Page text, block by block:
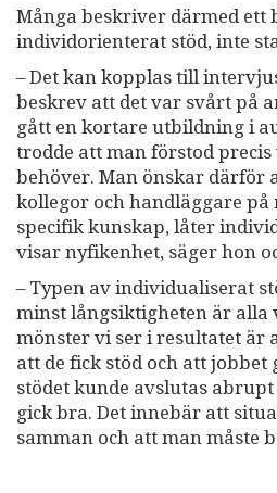
Många beskriver därmed ett
individorienterat stöd, inte
– Det kan kopplas till
beskrev att det var svårt på
gått en kortare utbildning i
trodde att man förstod
behöver. Man önskar därför
kollegor och handläggare
specifik kunskap, låter
visar nyfikenhet, säger hon
– Typen av individualiserat
minst långsiktigheten är alla
mönster vi ser i resultatet är
att de fick stöd och att
stödet kunde avslutas
gick bra. Det innebär att
samman och att man måste